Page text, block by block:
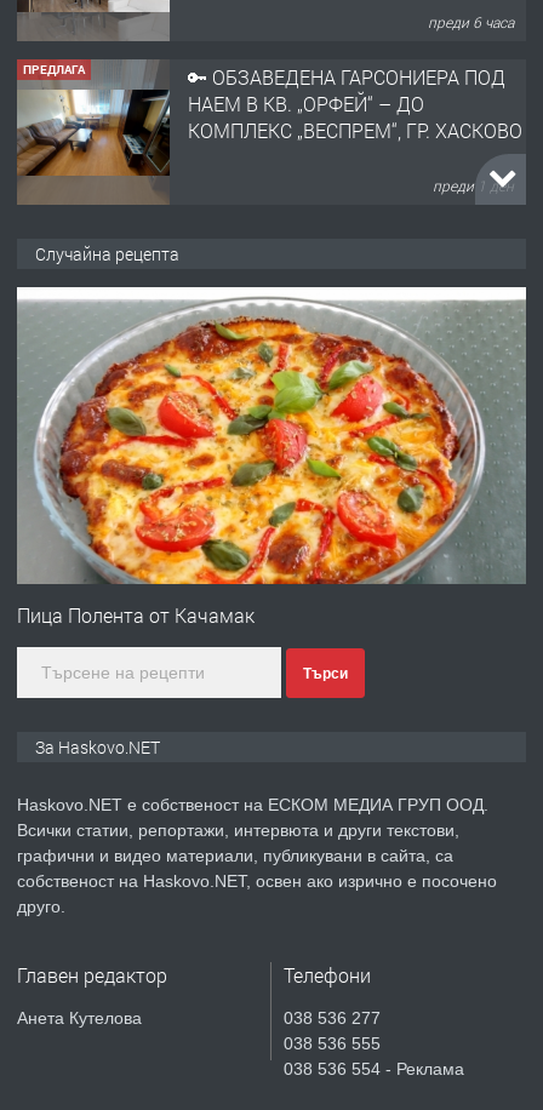
преди 6 часа
ПРЕДЛАГА
🔑 ОБЗАВЕДЕНА ГАРСОНИЕРА ПОД
НАЕМ В КВ. „ОРФЕЙ“ – ДО
КОМПЛЕКС „ВЕСПРЕМ“, ГР. ХАСКОВО
преди 1 ден
АПАРТАМЕНТ В ЦЕНТЪРА НА ГР.
ХАСКОВО
преди 2 дни
ПРЕДЛАГА Давам гараж под наем
преди 2 дни
ПРЕДЛАГА
№4120 Магазин/Офис под наем в кв.
градската градина!
преди 3 дни
ПРЕДЛАГА
Продавам парцел в гр. Хасково кв.
СГЛОБЯВАНЕ НА МЕБЕЛИ.
Случайна рецепта
Пица Полента от Качамак
Търси
За Haskovo.NET
Haskovo.NET е собственост на ЕСКОМ МЕДИА ГРУП ООД.
Всички статии, репортажи, интервюта и други текстови,
графични и видео материали, публикувани в сайта, са
собственост на Haskovo.NET, освен ако изрично е посочено
друго.
Главен редактор
Анета Кутелова
Телефони
038 536 277
038 536 555
038 536 554 - Реклама